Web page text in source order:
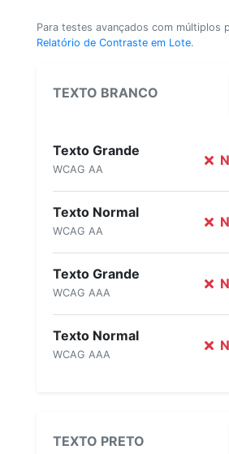
Para testes avançados com múltiplos
Relatório de Contraste em Lote.
TEXTO BRANCO
Texto Grande
WCAG AA
Texto Normal
WCAG AA
Texto Grande
WCAG AAA
Texto Normal
WCAG AAA
TEXTO PRETO